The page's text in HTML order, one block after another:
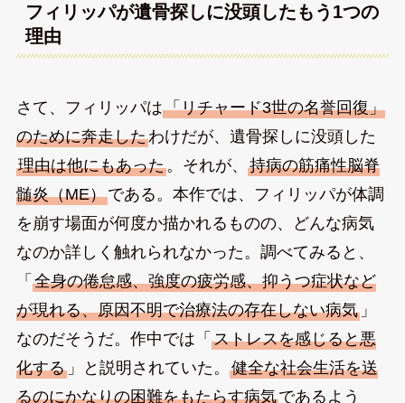
フィリッパが遺骨探しに没頭したもう1つの
理由
さて、フィリッパは「リチャード3世の名誉回復」
のために奔走したわけだが、遺骨探しに没頭した
理由は他にもあった。それが、 持病の筋痛性脳脊
髄炎（ME）である。本作では、フィリッパが体調
を崩す場面が何度か描かれるものの、どんな病気
なのか詳しく触れられなかった。調べてみると、
「 全身の倦怠感、強度の疲労感、抑うつ症状など
が現れる、原因不明で治療法の存在しない病気」
なのだそうだ。作中では「 ストレスを感じると悪
化する」と説明されていた。 健全な社会生活を送
るのにかなりの困難をもたらす病気であるよう